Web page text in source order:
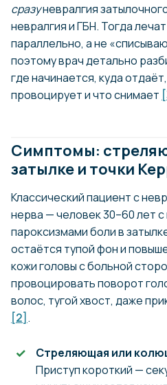
сразуневралгия
невралгия и ГБН. Тогда
параллельно, а не
поэтому врач детально
где начинается, куда
провоцирует и что снимает
Симптомы:
затылке и точки
Классический пациент с
нерва — человек 30–60 лет
пароксизмами боли в
остаётся тупой фон и
кожи головы с больной
провоцировать поворот
волос, тугой хвост, даже
[2] .
Стреляющая или
Приступ короткий —